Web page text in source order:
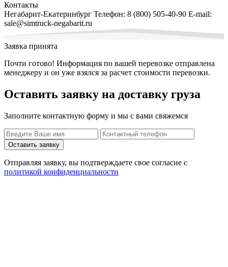
Контакты
Негабарит-Екатеринбург Телефон: 8 (800) 505-40-90 E-mail:
sale@simtruck-negabarit.ru
Заявка принята
Почти готово! Информация по вашей перевозке отправлена
менеджеру и он уже взялся за расчет стоимости перевозки.
Оставить заявку на доставку груза
Заполните контактную форму и мы с вами свяжемся
Оставить заявку
Отправляя заявку, вы подтверждаете свое согласие с
политикой конфиденциальности